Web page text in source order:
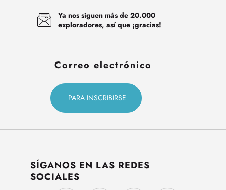
Ya nos siguen más de 20.000
exploradores, así que ¡gracias!
SÍGANOS EN LAS REDES
SOCIALES